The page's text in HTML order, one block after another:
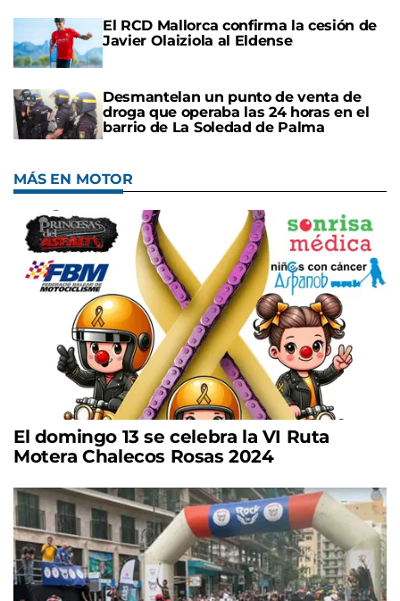
El RCD Mallorca confirma la cesión de
Javier Olaiziola al Eldense
Desmantelan un punto de venta de
droga que operaba las 24 horas en el
barrio de La Soledad de Palma
MÁS EN MOTOR
El domingo 13 se celebra la VI Ruta
Motera Chalecos Rosas 2024